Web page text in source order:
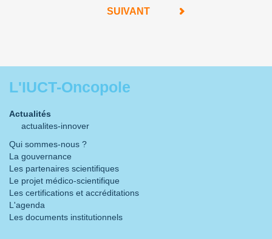
SUIVANT
L'IUCT-Oncopole
Actualités
actualites-innover
Qui sommes-nous ?
La gouvernance
Les partenaires scientifiques
Le projet médico-scientifique
Les certifications et accréditations
L'agenda
Les documents institutionnels